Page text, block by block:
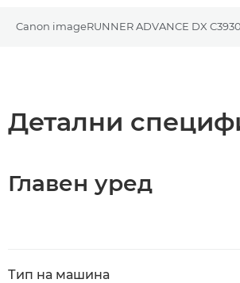
Canon imageRUNNER ADVANCE DX
Детални
Главен уред
Тип на машина